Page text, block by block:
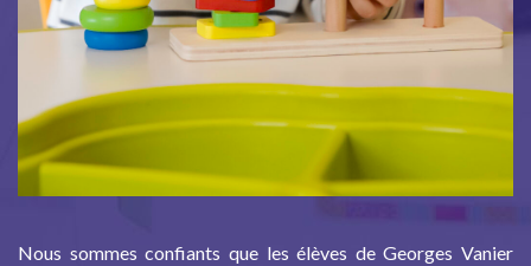
Nous sommes confiants que les élèves de Georges Vanier